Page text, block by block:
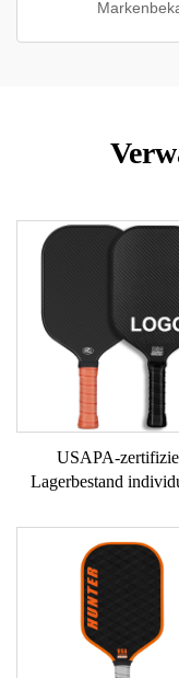
USAPA-
Lagerbestand
Pickleball-
Kohlefaseroberfläche
Rohkarbonfaser-
Schläger 2024